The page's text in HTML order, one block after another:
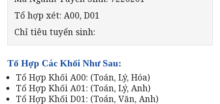
Tổ hợp xét: A00, D01
Chỉ tiêu tuyển sinh:
Tổ Hợp Các Khối Như Sau:
Tổ Hợp Khối A00: (Toán, Lý, Hóa)
Tổ Hợp Khối A01: (Toán, Lý, Anh)
Tổ Hợp Khối D01: (Toán, Văn, Anh)